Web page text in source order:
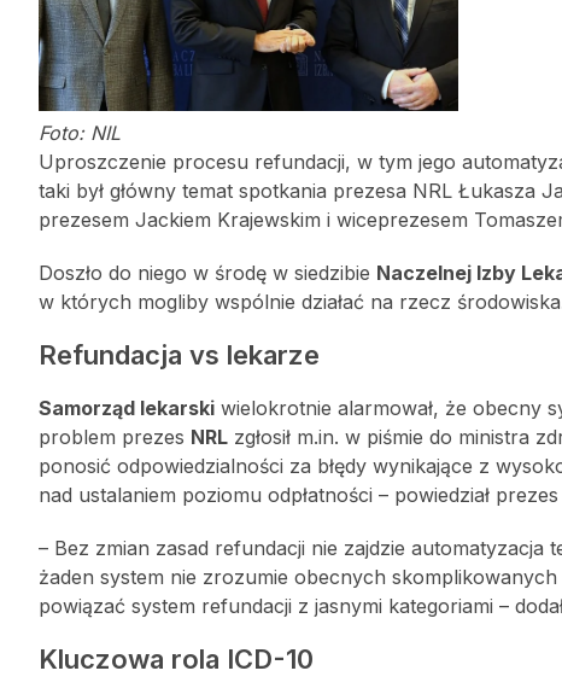
Foto: NIL
Uproszczenie procesu refundacji, w tym jego
taki był główny temat spotkania prezesa NRL Łukasza
prezesem Jackiem Krajewskim i wiceprezesem
Doszło do niego w środę w siedzibie Naczelnej Izby
w których mogliby wspólnie działać na rzecz
Refundacja vs lekarze
Samorząd lekarski wielokrotnie alarmował, że obecny
problem prezes NRL zgłosił m.in. w piśmie do ministra
ponosić odpowiedzialności za błędy wynikające z
nad ustalaniem poziomu odpłatności – powiedział prezes
– Bez zmian zasad refundacji nie zajdzie automatyzacja
żaden system nie zrozumie obecnych
powiązać system refundacji z jasnymi kategoriami –
Kluczowa rola ICD-10